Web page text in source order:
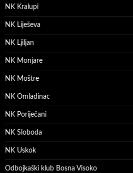
NK Kralupi
NK Liješeva
NK Ljiljan
NK Monjare
NK Moštre
NK Omladinac
NK Poriječani
NK Sloboda
NK Uskok
Odbojkaški klub Bosna Visoko